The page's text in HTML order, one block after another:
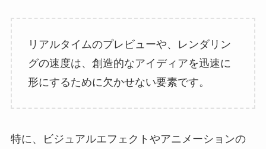
リアルタイムのプレビューや、レンダリン
グの速度は、創造的なアイディアを迅速に
形にするために欠かせない要素です。
特に、ビジュアルエフェクトやアニメーションの